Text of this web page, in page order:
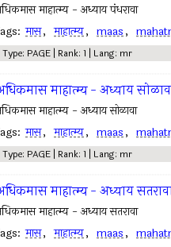
माहात्म्य - अध्याय पंधरावा
मास, माहात्म्य, maas,
Type: PAGE | Rank: 1 | Lang: mr
माहात्म्य - अध्याय
माहात्म्य - अध्याय सोळावा
मास, माहात्म्य, maas,
Type: PAGE | Rank: 1 | Lang: mr
माहात्म्य - अध्याय
माहात्म्य - अध्याय सतरावा
मास, माहात्म्य, maas,